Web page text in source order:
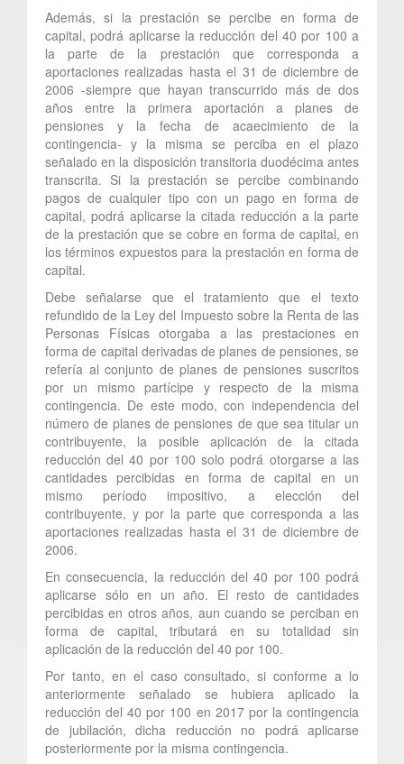
Además, si la prestación se percibe en forma de
capital, podrá aplicarse la reducción del 40 por 100 a
la parte de la prestación que corresponda a
aportaciones realizadas hasta el 31 de diciembre de
2006 -siempre que hayan transcurrido más de dos
años entre la primera aportación a planes de
pensiones y la fecha de acaecimiento de la
contingencia- y la misma se perciba en el plazo
señalado en la disposición transitoria duodécima antes
transcrita. Si la prestación se percibe combinando
pagos de cualquier tipo con un pago en forma de
capital, podrá aplicarse la citada reducción a la parte
de la prestación que se cobre en forma de capital, en
los términos expuestos para la prestación en forma de
capital.
Debe señalarse que el tratamiento que el texto
refundido de la Ley del Impuesto sobre la Renta de las
Personas Físicas otorgaba a las prestaciones en
forma de capital derivadas de planes de pensiones, se
refería al conjunto de planes de pensiones suscritos
por un mismo partícipe y respecto de la misma
contingencia. De este modo, con independencia del
número de planes de pensiones de que sea titular un
contribuyente, la posible aplicación de la citada
reducción del 40 por 100 solo podrá otorgarse a las
cantidades percibidas en forma de capital en un
mismo período impositivo, a elección del
contribuyente, y por la parte que corresponda a las
aportaciones realizadas hasta el 31 de diciembre de
2006.
En consecuencia, la reducción del 40 por 100 podrá
aplicarse sólo en un año. El resto de cantidades
percibidas en otros años, aun cuando se perciban en
forma de capital, tributará en su totalidad sin
aplicación de la reducción del 40 por 100.
Por tanto, en el caso consultado, si conforme a lo
anteriormente señalado se hubiera aplicado la
reducción del 40 por 100 en 2017 por la contingencia
de jubilación, dicha reducción no podrá aplicarse
posteriormente por la misma contingencia.